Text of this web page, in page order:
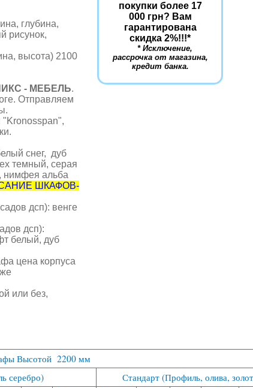
покупки более 17
000 грн? Вам
гарантирована
скидка 2%!!!*
* Исключение,
рассрочка от магазина,
кредит банка.
глубина,
рисунок,
высота) 2100
- МЕБЕЛЬ.
Отправляем
снег, дуб
темный, серая
нимфея альба
ШКАФОВ-
дсп): венге
дсп):
белый, дуб
цена корпуса
или без,
Высотой 2200 мм
серебро)
Стандарт (Профиль, олива,